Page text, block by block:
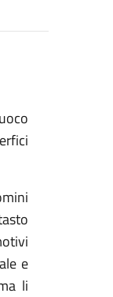
e
li